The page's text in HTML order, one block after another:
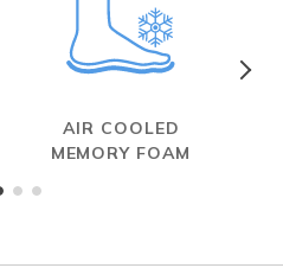
AIR COOLED
MEMORY FOAM